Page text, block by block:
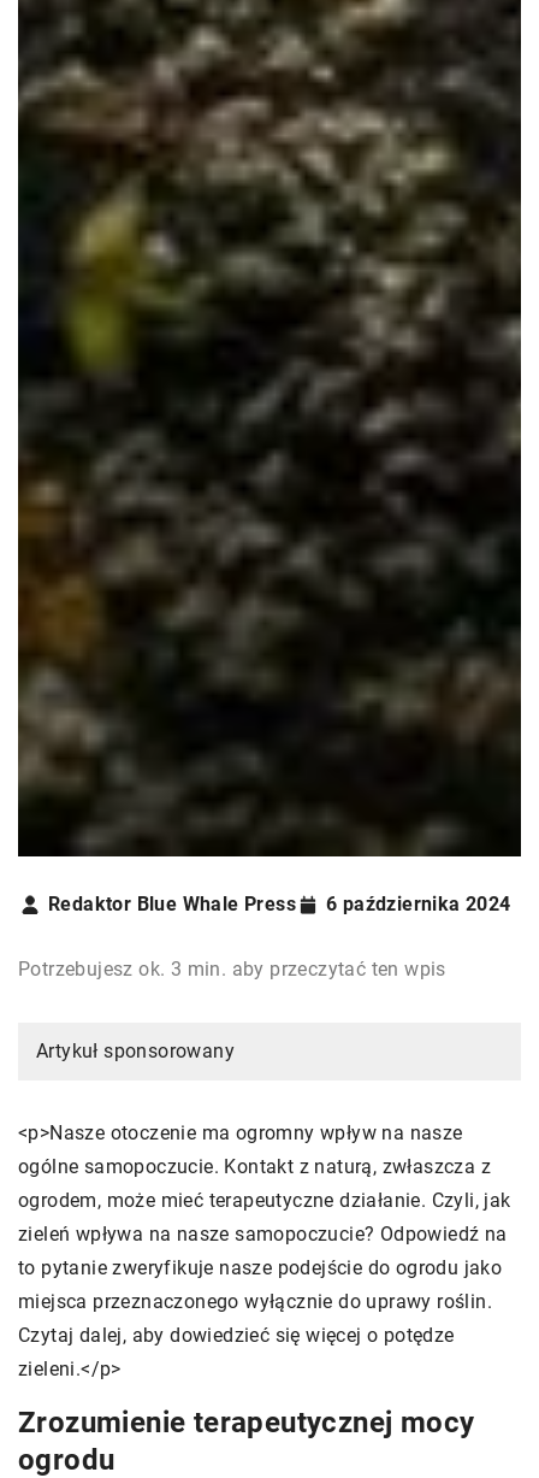
Redaktor Blue Whale Press 6 października 2024
Potrzebujesz ok. 3 min. aby przeczytać ten wpis
Artykuł sponsorowany
<p>Nasze otoczenie ma ogromny wpływ na nasze
ogólne samopoczucie. Kontakt z naturą, zwłaszcza z
ogrodem, może mieć terapeutyczne działanie. Czyli, jak
zieleń wpływa na nasze samopoczucie? Odpowiedź na
to pytanie zweryfikuje nasze podejście do ogrodu jako
miejsca przeznaczonego wyłącznie do uprawy roślin.
Czytaj dalej, aby dowiedzieć się więcej o potędze
zieleni.</p>
Zrozumienie terapeutycznej mocy
ogrodu